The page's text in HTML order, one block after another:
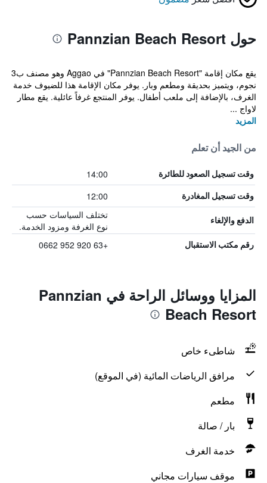
حول Pannzian Beach Resort
يقع مكان إقامة "Pannzian Beach Resort" في Aggao وهو مصنف ب3
نجوم، ويتميز بحديقة ومطعم وبار. يوفر مكان الإقامة هذا للضيوف خدمة
الغرف، بالإضافة إلى ملعب أطفال. يوفر المنتجع غرفاً عائلية. يقع مطار
لاواج ...
المزيد
من الجيد أن تعلم
وقت تسجيل الصعود للطائرة 14:00
وقت تسجيل المغادرة 12:00
الدفع والإلغاء
تختلف السياسات حسب
نوع الغرفة ومزود الخدمة.
رقم مكتب الاستقبال +63 920 952 0662
المزايا ووسائل الراحة في Pannzian
Beach Resort
شاطىء خاص
مرافق الرياضات المائية (في الموقع)
مطعم
بار / صالة
خدمة الغرف
موقف سيارات مجاني